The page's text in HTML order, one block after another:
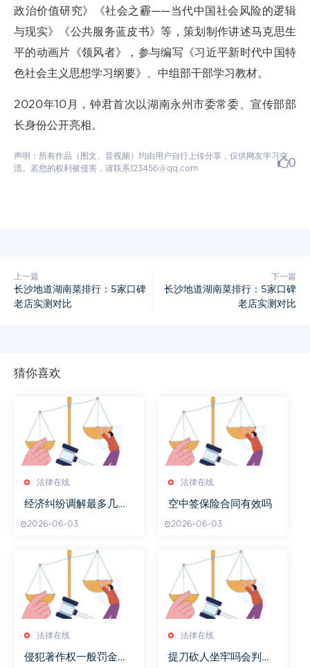
政治价值研究》《社会之霾——当代中国社会风险的逻辑
与现实》《公共服务蓝皮书》等，策划制作讲述马克思生
平的动画片《领风者》，参与编写《习近平新时代中国特
色社会主义思想学习纲要》、中组部干部学习教材。
2020年10月，钟君首次以湖南永州市委常委、宣传部部
长身份公开亮相。
声明：所有作品（图文、音视频）均由用户自行上传分享，仅供网友学习交
流。若您的权利被侵害，请联系123456@qq.com
0
上一篇
长沙地道湖南菜排行：5家口碑
老店实测对比
下一篇
长沙地道湖南菜排行：5家口碑
老店实测对比
猜你喜欢
法律在线
经济纠纷调解最多几个
2026-06-03
法律在线
空中签保险合同有效吗
2026-06-03
法律在线
侵犯著作权一般罚金多
法律在线
提刀砍人坐牢吗会判刑